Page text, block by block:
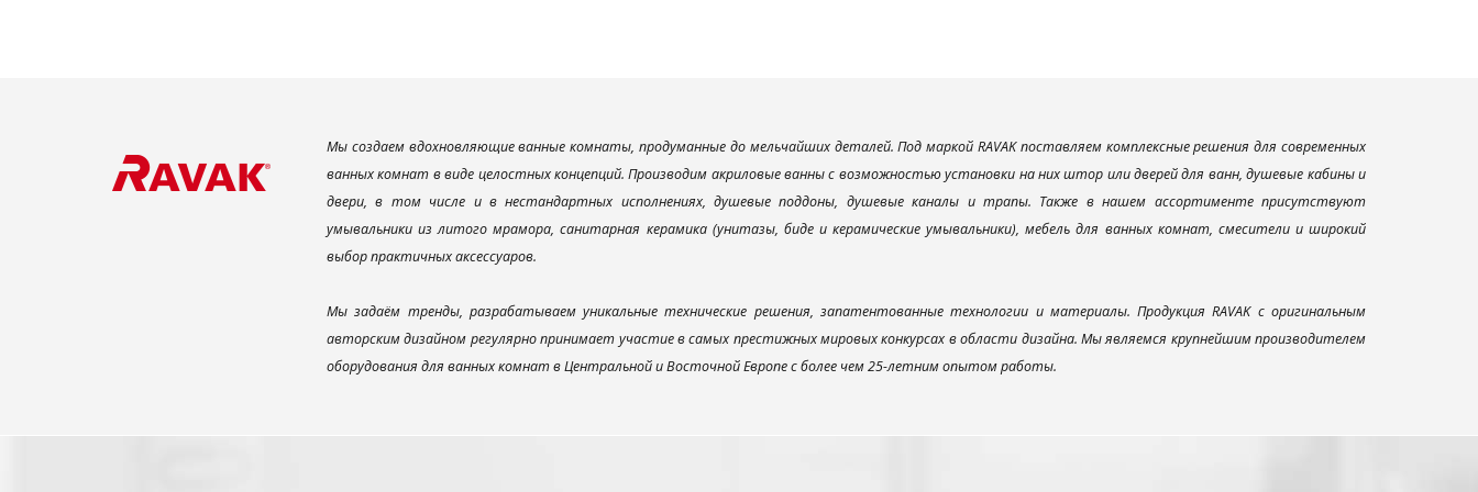
Мы создаем вдохновляющие ванные комнаты, продуманные до мельчайших деталей. Под маркой RAVAK поставляем комплексные решения для современных
ванных комнат в виде целостных концепций. Производим акриловые ванны с возможностью установки на них штор или дверей для ванн, душевые кабины и
двери, в том числе и в нестандартных исполнениях, душевые поддоны, душевые каналы и трапы. Также в нашем ассортименте присутствуют
умывальники из литого мрамора, санитарная керамика (унитазы, биде и керамические умывальники), мебель для ванных комнат, смесители и широкий
выбор практичных аксессуаров.
Мы задаём тренды, разрабатываем уникальные технические решения, запатентованные технологии и материалы. Продукция RAVAK с оригинальным
авторским дизайном регулярно принимает участие в самых престижных мировых конкурсах в области дизайна. Мы являемся крупнейшим производителем
оборудования для ванных комнат в Центральной и Восточной Европе с более чем 25-летним опытом работы.